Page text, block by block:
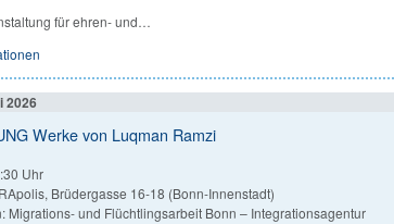
für ehren- und…
2026
Werke von Luqman Ramzi
Uhr
Brüdergasse 16-18 (Bonn-Innenstadt)
Migrations- und Flüchtlingsarbeit Bonn – Integrationsagentur